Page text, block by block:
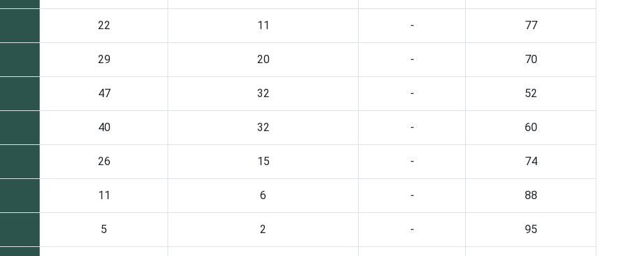
22 11 - 77
29 20 - 70
47 32 - 52
40 32 - 60
26 15 - 74
11 6 - 88
5 2 - 95